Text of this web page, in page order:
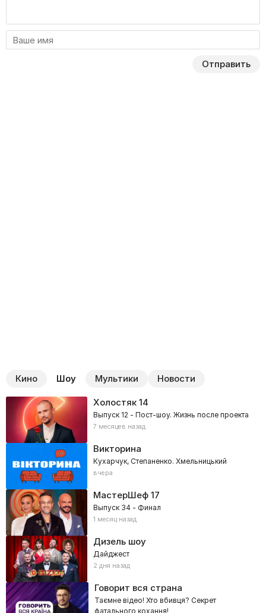
Отправить
Кино Шоу Мультики Новости
Холостяк14
Выпуск 12 - Пост-шоу. Жизнь после проекта
7 месяцев назад
Викторина
Кухарчук, Степаненко. Хмельницький
вчера
МастерШеф17
Выпуск 34 - Финал
1 месяц назад
Дизель шоу
Дайджест
2 дня назад
Говорит вся страна
Таємне відео! Хто вбивця? Секрет
фатального кохання!